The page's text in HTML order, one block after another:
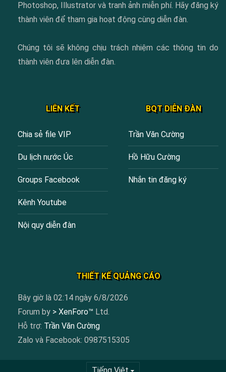
Photoshop, Illustrator và tranh ảnh miễn phí. Hãy đăng ký
thành viên để tham gia hoạt động cùng diễn đàn.
Chúng tôi sẽ không chịu trách nhiệm các thông tin do
thành viên đưa lên diễn đàn.
LIÊN KẾT
Chia sẻ file VIP
Du lịch nước Úc
Groups Facebook
Kênh Youtube
Nội quy diễn đàn
BQT DIỄN ĐÀN
Trần Văn Cường
Hồ Hữu Cường
Nhắn tin đăng ký
THIẾT KẾ QUẢNG CÁO
Bây giờ là 02:14 ngày 6/8/2026
Forum by > XenForo™ Ltd.
Hỗ trợ: Trần Văn Cường
Zalo và Facebook: 0987515305